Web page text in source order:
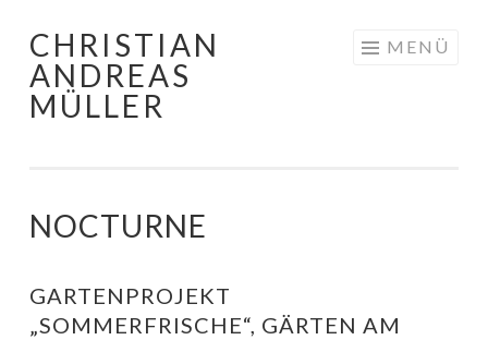
Zum
Inhalt
springen
CHRISTIAN
ANDREAS
MÜLLER
MENÜ
NOCTURNE
GARTENPROJEKT
„SOMMERFRISCHE“, GÄRTEN AM